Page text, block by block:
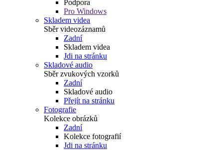
Podpora
Pro Windows
Skladem videa
Sběr videozáznamů
Zadní
Skladem videa
Jdi na stránku
Skladové audio
Sběr zvukových vzorků
Zadní
Skladové audio
Přejít na stránku
Fotografie
Kolekce obrázků
Zadní
Kolekce fotografií
Jdi na stránku